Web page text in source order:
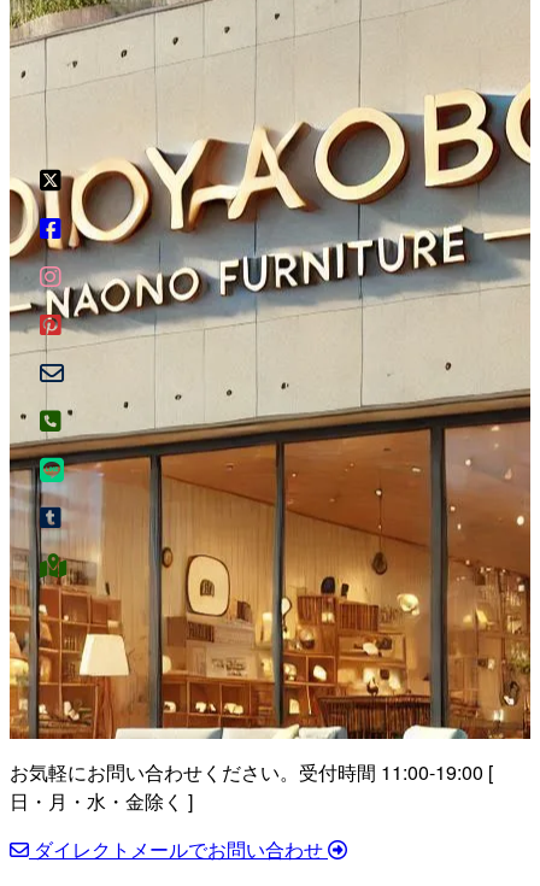
ア
イ
コ
ン
リ
ン
ク
ア
イ
コ
ン
リ
ン
ア
イ
コ
ン
ン
ク
ア
コ
ン
リ
ン
ク
ア
イ
コ
ン
リ
ン
ク
ア
イ
コ
ン
リ
ン
ク
ア
イ
コ
ン
リ
ン
ク
お気軽にお問い合わせください。 受付時間 11:00-19:00 [
日・月・水・金除く ]
ダイレクトメールでお問い合わせ